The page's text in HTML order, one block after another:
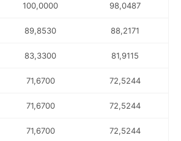
100,0000 98,0487
89,8530 88,2171
83,3300 81,9115
71,6700 72,5244
71,6700 72,5244
71,6700 72,5244